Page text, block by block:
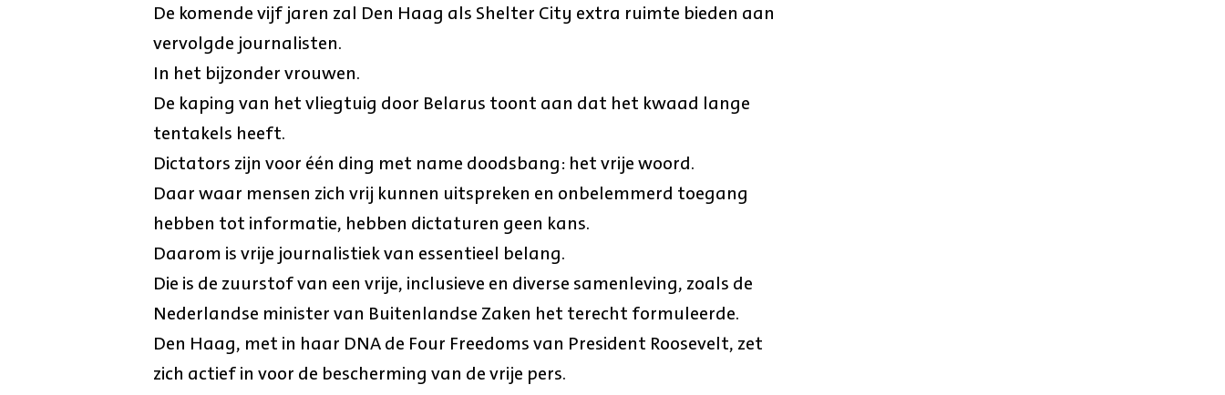
De komende vijf jaren zal Den Haag als Shelter City extra ruimte bieden aan
vervolgde journalisten.
In het bijzonder vrouwen.
De kaping van het vliegtuig door Belarus toont aan dat het kwaad lange
tentakels heeft.
Dictators zijn voor één ding met name doodsbang: het vrije woord.
Daar waar mensen zich vrij kunnen uitspreken en onbelemmerd toegang
hebben tot informatie, hebben dictaturen geen kans.
Daarom is vrije journalistiek van essentieel belang.
Die is de zuurstof van een vrije, inclusieve en diverse samenleving, zoals de
Nederlandse minister van Buitenlandse Zaken het terecht formuleerde.
Den Haag, met in haar DNA de Four Freedoms van President Roosevelt, zet
zich actief in voor de bescherming van de vrije pers.